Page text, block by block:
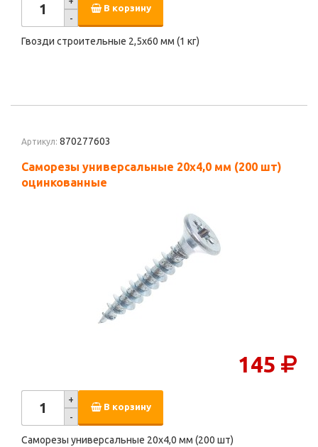
-
В корзину
Гвозди строительные 2,5х60 мм (1 кг)
Артикул: 870277603
Саморезы универсальные 20х4,0 мм (200 шт)
оцинкованные
145
+
-
В корзину
Саморезы универсальные 20х4,0 мм (200 шт)